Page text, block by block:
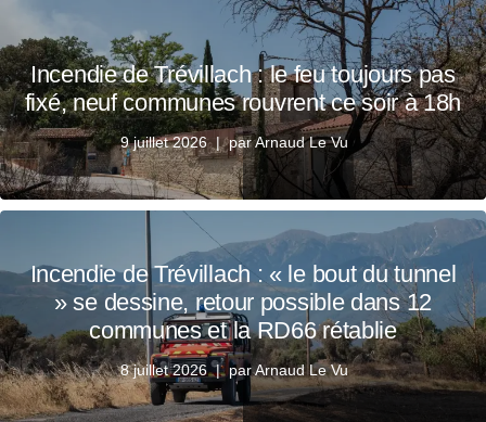
Incendie de Trévillach : le feu toujours pas
fixé, neuf communes rouvrent ce soir à 18h
9 juillet 2026 parArnaud Le Vu
Incendie de Trévillach : « le bout du tunnel
» se dessine, retour possible dans 12
communes et la RD66 rétablie
8 juillet 2026 parArnaud Le Vu